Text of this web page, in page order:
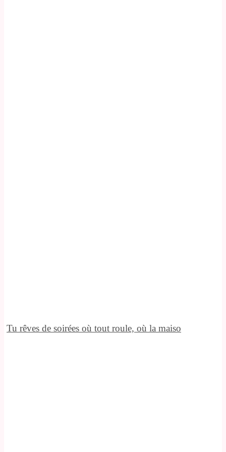
Tu rêves de soirées où tout roule, où la maiso